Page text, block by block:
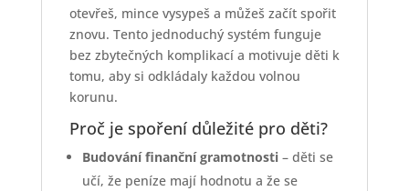
otevřeš, mince vysypeš a můžeš začít spořit
znovu. Tento jednoduchý systém funguje
bez zbytečných komplikací a motivuje děti k
tomu, aby si odkládaly každou volnou
korunu.
Proč je spoření důležité pro děti?
Budování finanční gramotnosti– děti se
učí, že peníze mají hodnotu a že se